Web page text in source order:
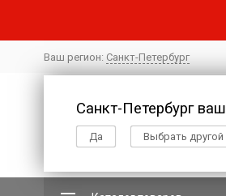
Ваш регион: Санкт-Петербург
Санкт-Петербург
Да Выбрать другой